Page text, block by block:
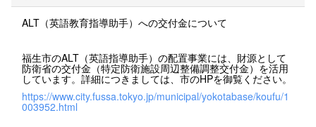
ALT（英語教育指導助手）への交付金について
福生市のALT（英語指導助手）の配置事業には、財源として
防衛省の交付金（特定防衛施設周辺整備調整交付金）を活用
しています。詳細につきましては、市のHPを御覧ください。
https://www.city.fussa.tokyo.jp/municipal/yokotabase/koufu/1
003952.html